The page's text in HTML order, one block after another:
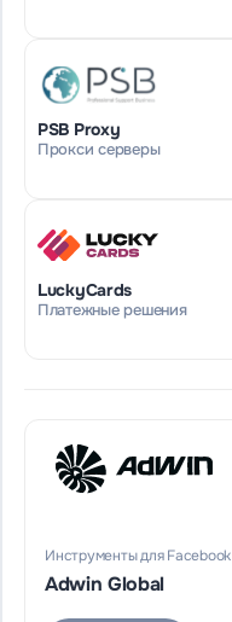
Прокси серверы
PSB Proxy
Платежные решения
LuckyCards
Инструменты для Facebook
Adwin Global